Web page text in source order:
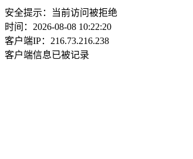
安全提示：当前访问被拒绝
时间：2026-08-08 10:22:20
客户端IP：216.73.216.238
客户端信息已被记录